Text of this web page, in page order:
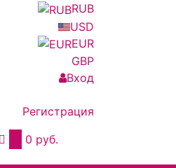
RUB
USD
EUR
GBP
Вход
Регистрация
0 руб.